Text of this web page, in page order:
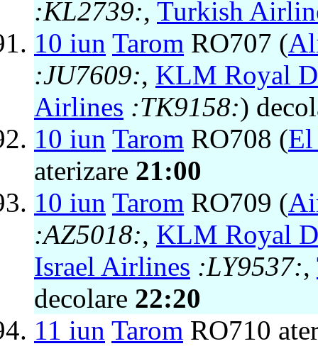
:KL2739:, Turkish
10 iun Tarom RO707 (
:JU7609:, KLM Royal
Airlines :TK9158:)
10 iun Tarom RO708 (
aterizare 21:00
10 iun Tarom RO709 (
:AZ5018:, KLM Royal
Israel Airlines :LY9537:,
decolare 22:20
11 iun Tarom RO710